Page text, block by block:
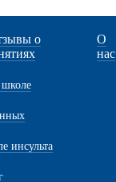
о
О
нас
школе
инсульта